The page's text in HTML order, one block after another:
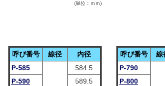
(単位：ｍｍ)
呼び番号 線径
内径
P-585
584.5
P-590
589.5
呼び番号
線
P-790
P-800